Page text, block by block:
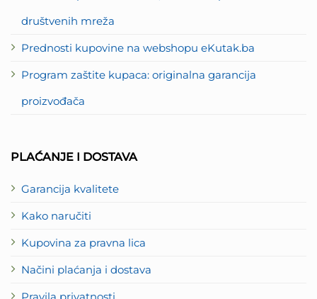
društvenih mreža
Prednosti kupovine na webshopu eKutak.ba
Program zaštite kupaca: originalna garancija
proizvođača
PLAĆANJE I DOSTAVA
Garancija kvalitete
Kako naručiti
Kupovina za pravna lica
Načini plaćanja i dostava